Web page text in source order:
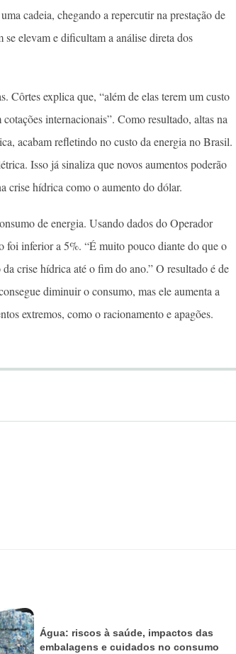
cadeia, chegando a repercutir na prestação de
elevam e dificultam a análise direta dos
Côrtes explica que, “além de elas terem um custo
internacionais”. Como resultado, altas na
acabam refletindo no custo da energia no Brasil.
Isso já sinaliza que novos aumentos poderão
crise hídrica como o aumento do dólar.
de energia. Usando dados do Operador
foi inferior a 5%. “É muito pouco diante do que o
crise hídrica até o fim do ano.” O resultado é de
diminuir o consumo, mas ele aumenta a
extremos, como o racionamento e apagões.
Água: riscos à saúde, impactos das
embalagens e cuidados no consumo